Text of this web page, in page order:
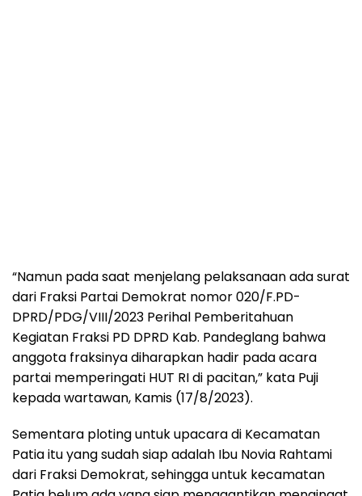
“Namun pada saat menjelang pelaksanaan ada surat
dari Fraksi Partai Demokrat nomor 020/F.PD-
DPRD/PDG/VIII/2023 Perihal Pemberitahuan
Kegiatan Fraksi PD DPRD Kab. Pandeglang bahwa
anggota fraksinya diharapkan hadir pada acara
partai memperingati HUT RI di pacitan,” kata Puji
kepada wartawan, Kamis (17/8/2023).
Sementara ploting untuk upacara di Kecamatan
Patia itu yang sudah siap adalah Ibu Novia Rahtami
dari Fraksi Demokrat, sehingga untuk kecamatan